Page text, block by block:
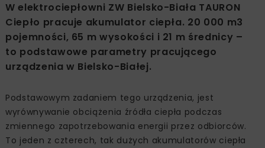
W elektrociepłowni ZW Bielsko-Biała TAURON
Ciepło pracuje akumulator ciepła. 20 000 m3
pojemności, 65 m wysokości i 21 m średnicy –
to podstawowe parametry pracującego
urządzenia w Bielsko-Białej.
Podstawowym zadaniem tego urządzenia, jest
wyrównywanie obciążenia źródła ciepła podczas
zmiennego zapotrzebowania energii przez odbiorców.
To jeden z czterech, tak dużych akumulatorów ciepła